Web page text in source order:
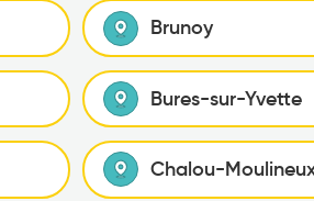
Brunoy
Bures-sur-Yvette
Chalou-